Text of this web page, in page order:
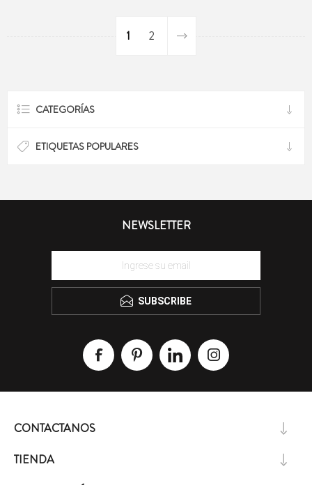
1 2
CATEGORÍAS
ETIQUETAS POPULARES
NEWSLETTER
SUBSCRIBE
CONTACTANOS
TIENDA